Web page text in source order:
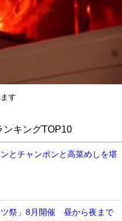
す
ンキングTOP10
ンとチャンポンと高菜めしを堪
ツ祭」8月開催 昼から夜まで